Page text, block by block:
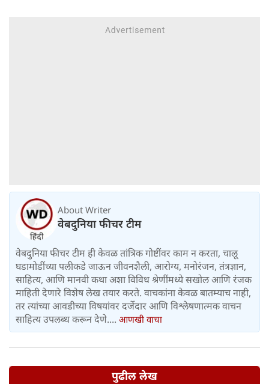
About Writer
वेबदुनिया फीचर टीम
वेबदुनिया फीचर टीम ही केवळ तांत्रिक गोष्टींवर काम न करता, चालू
घडामोडींच्या पलीकडे जाऊन जीवनशैली, आरोग्य, मनोरंजन, तंत्रज्ञान,
साहित्य, आणि मानवी कथा अशा विविध श्रेणींमध्ये सखोल आणि रंजक
माहिती देणारे विशेष लेख तयार करते. वाचकांना केवळ बातम्याच नाही,
तर त्यांच्या आवडीच्या विषयांवर दर्जेदार आणि विश्लेषणात्मक वाचन
साहित्य उपलब्ध करून देणे.... आणखी वाचा
पुढील लेख